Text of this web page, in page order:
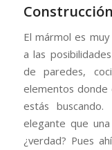
Construcción
El mármol es
a las
de paredes,
elementos donde
estás
elegante que
¿verdad? Pues